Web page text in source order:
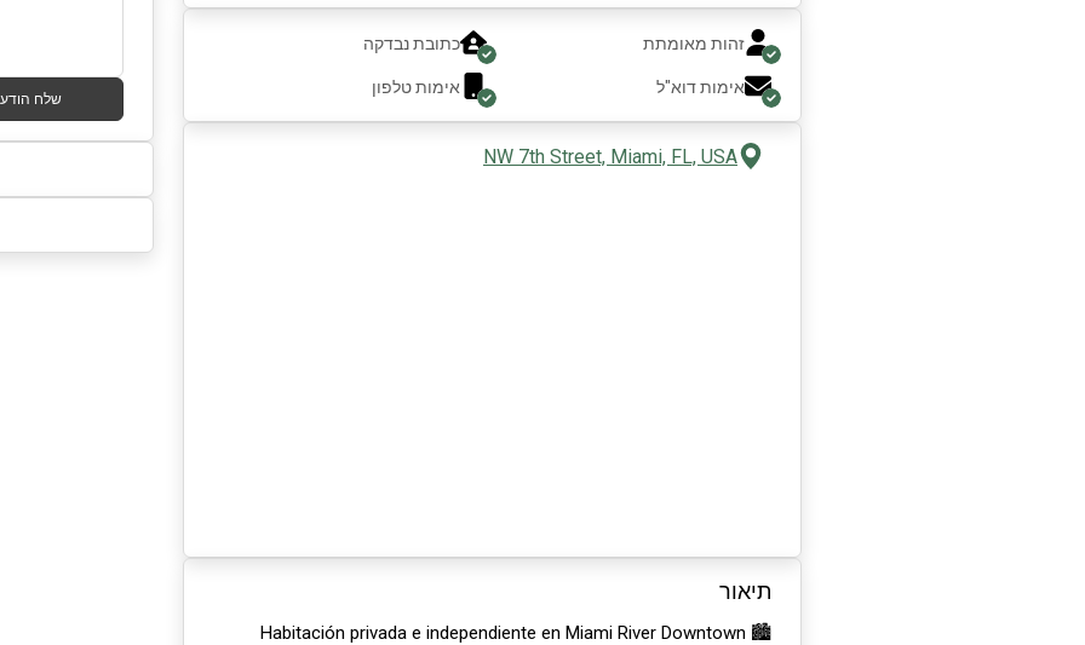
זהות מאומתת כתובת נבדקה
אימות דוא"ל אימות טלפון
NW 7th Street, Miami, FL, USA
תיאור
🏙️ Habitación privada e independiente en Miami River Downtown
שלח